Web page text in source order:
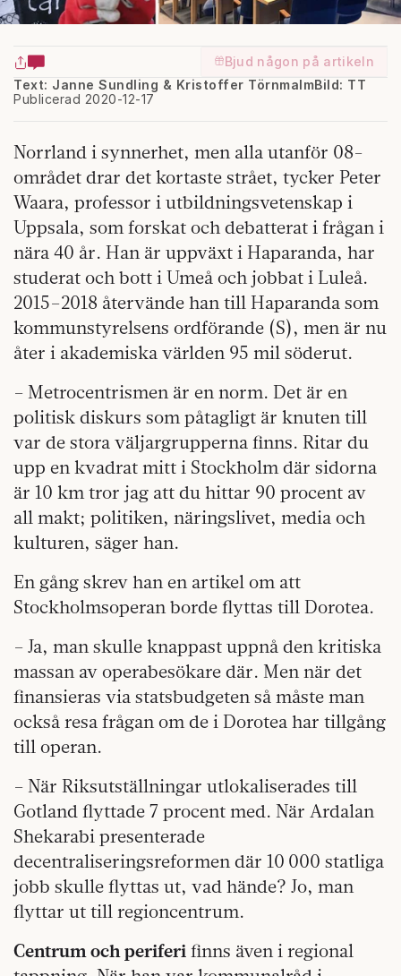
Bjud någon på artikeln
Text: Janne Sundling & Kristoffer Törnmalm
Publicerad 2020-12-17
Bild: TT
Norrland i synnerhet, men alla utanför 08-
området drar det kortaste strået, tycker Peter
Waara, professor i utbildningsvetenskap i
Uppsala, som forskat och debatterat i frågan i
nära 40 år. Han är uppväxt i Haparanda, har
studerat och bott i Umeå och jobbat i Luleå.
2015–2018 återvände han till Haparanda som
kommunstyrelsens ordförande (S), men är nu
åter i akademiska världen 95 mil söderut.
– Metrocentrismen är en norm. Det är en
politisk diskurs som påtagligt är knuten till
var de stora väljargrupperna finns. Ritar du
upp en kvadrat mitt i Stockholm där sidorna
är 10 km tror jag att du hittar 90 procent av
all makt; politiken, näringslivet, media och
kulturen, säger han.
En gång skrev han en artikel om att
Stockholmsoperan borde flyttas till Dorotea.
– Ja, man skulle knappast uppnå den kritiska
massan av operabesökare där. Men när det
finansieras via statsbudgeten så måste man
också resa frågan om de i Dorotea har tillgång
till operan.
– När Riksutställningar utlokaliserades till
Gotland flyttade 7 procent med. När Ardalan
Shekarabi presenterade
decentraliseringsreformen där 10 000 statliga
jobb skulle flyttas ut, vad hände? Jo, man
flyttar ut till regioncentrum.
Centrum och periferi finns även i regional